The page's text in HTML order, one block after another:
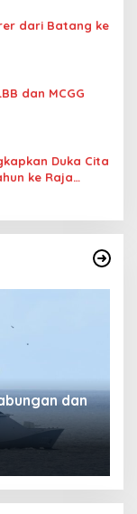
dari Batang ke
dan MCGG
Duka Cita
ke Raja
dan